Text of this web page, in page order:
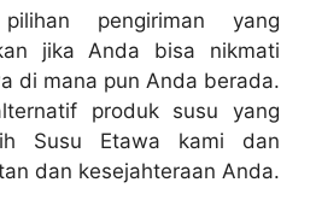
pengiriman yang
jika Anda bisa nikmati
di mana pun Anda berada.
produk susu yang
Susu Etawa kami dan
dan kesejahteraan Anda.